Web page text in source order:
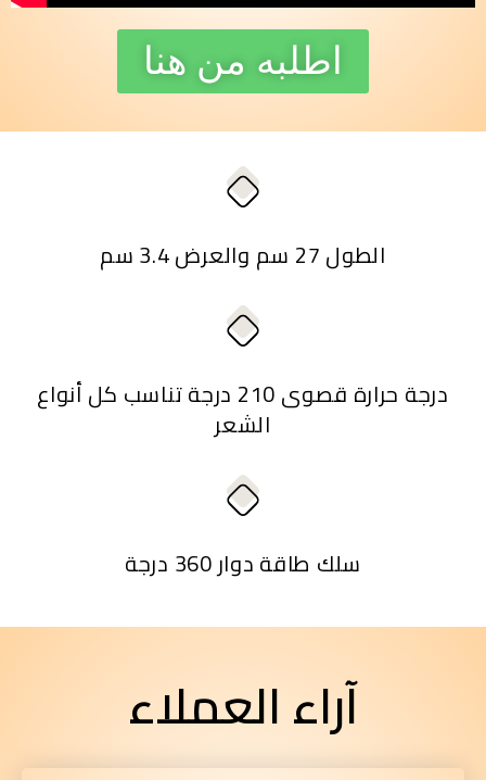
اطلبه من هنا
الطول 27 سم والعرض 3.4 سم
درجة حرارة قصوى 210 درجة تناسب كل أنواع
الشعر
سلك طاقة دوار 360 درجة
آراء العملاء